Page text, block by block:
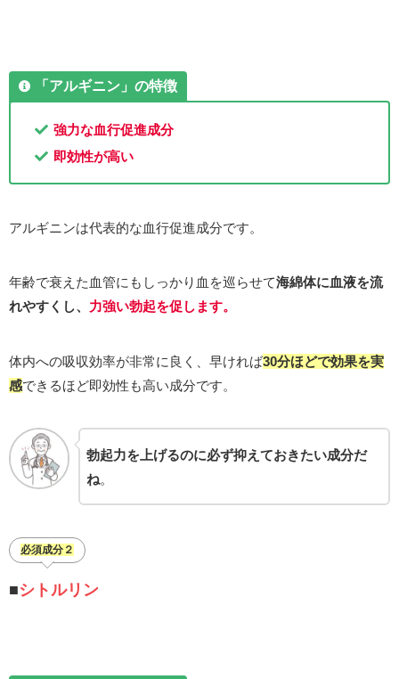
「アルギニン」 の特徴
強力な血行促進成分
即効性が高い
アルギニンは代表的な血行促進成分です。
年齢で衰えた血管にもしっかり血を巡らせて海綿体に血液を流
れやすくし、 力強い勃起を促します。
体内への吸収効率が非常に良く、早ければ30分ほどで効果を実
感できるほど即効性も高い成分です。
勃起力を上げるのに必ず抑えておきたい成分だ
ね。
必須成分２
■シトルリン